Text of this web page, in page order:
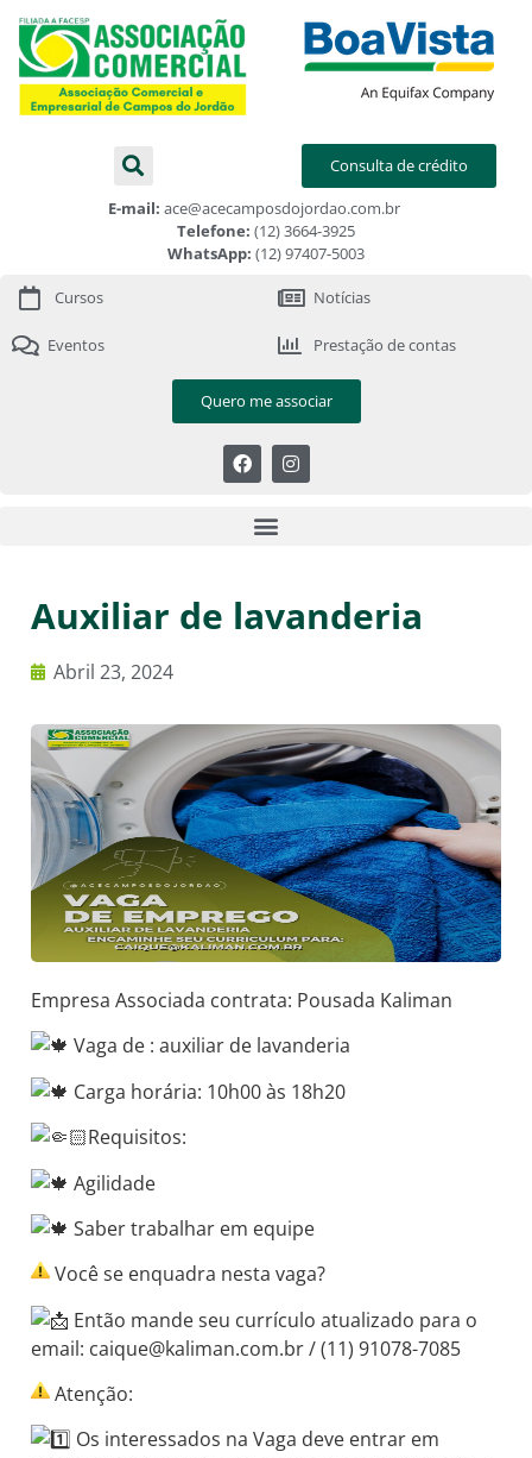
Consulta de crédito
E-mail: ace@acecamposdojordao.com.br
Telefone: (12) 3664-3925
WhatsApp: (12) 97407-5003
Cursos Notícias
Eventos Prestação de contas
Quero me associar
Auxiliar de lavanderia
Abril 23, 2024
Empresa Associada contrata: Pousada Kaliman
Vaga de : auxiliar de lavanderia
Carga horária: 10h00 às 18h20
Requisitos:
Agilidade
Saber trabalhar em equipe
Você se enquadra nesta vaga?
Então mande seu currículo atualizado para o
email: caique@kaliman.com.br / (11) 91078-7085
Atenção:
Os interessados na Vaga deve entrar em